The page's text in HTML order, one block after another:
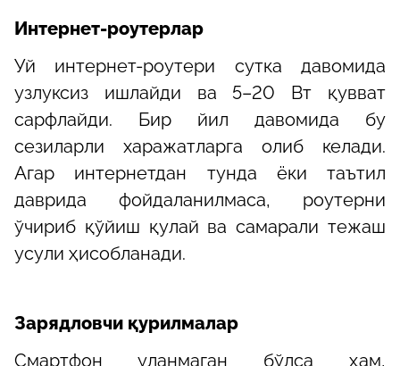
Интернет-роутерлар
Уй интернет-роутери сутка давомида
узлуксиз ишлайди ва 5–20 Вт қувват
сарфлайди. Бир йил давомида бу
сезиларли харажатларга олиб келади.
Агар интернетдан тунда ёки таътил
даврида фойдаланилмаса, роутерни
ўчириб қўйиш қулай ва самарали тежаш
усули ҳисобланади.
Зарядловчи қурилмалар
Смартфон уланмаган бўлса ҳам,